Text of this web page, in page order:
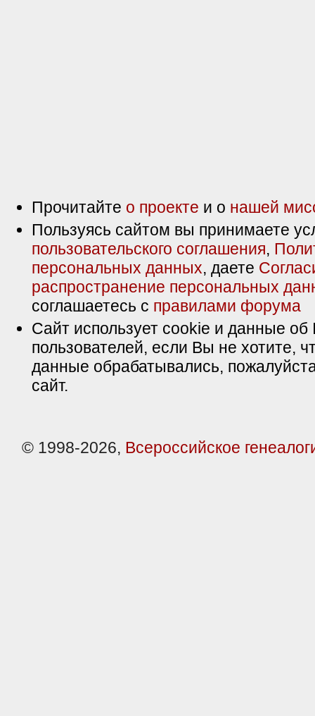
Прочитайте о проекте и о нашей
Пользуясь сайтом вы принимаете
пользовательского соглашения,
персональных данных, даете
распространение персональных
соглашаетесь с правилами форума
Сайт использует cookie и данные об
пользователей, если Вы не хотите,
данные обрабатывались,
сайт.
© 1998-2026, Всероссийское